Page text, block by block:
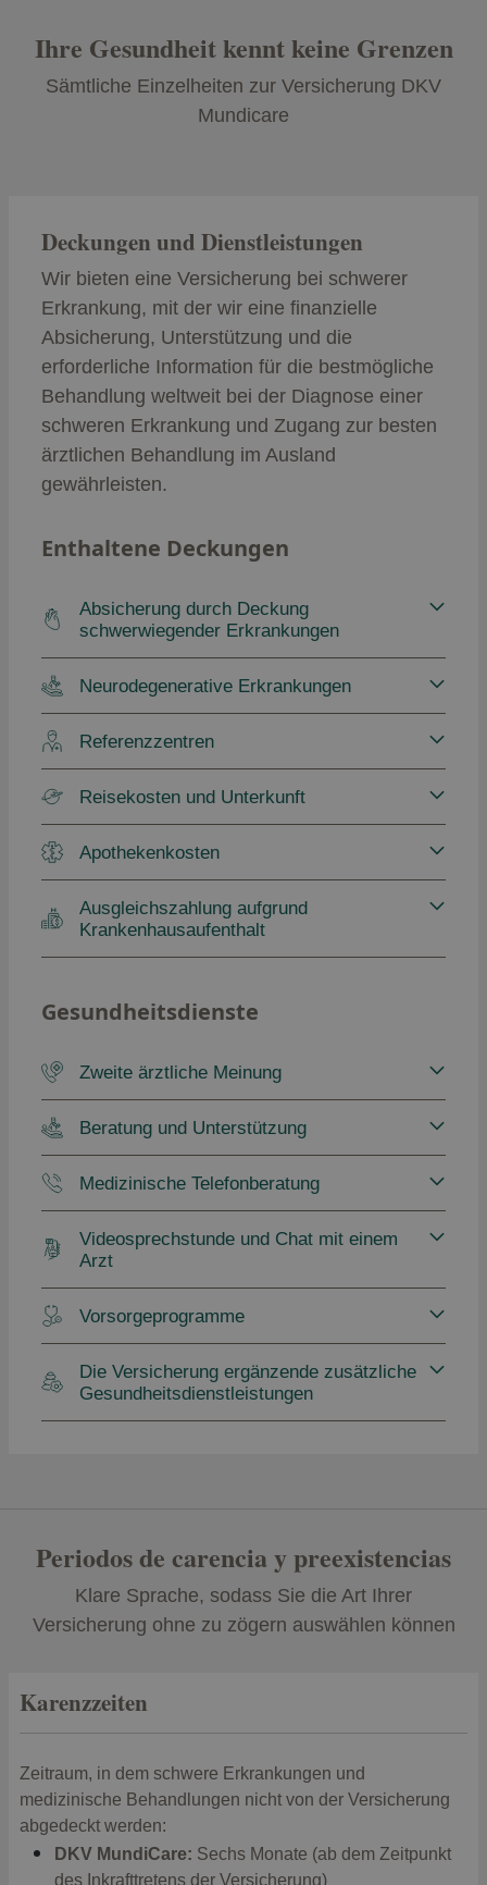
Ihre Gesundheit kennt keine Grenzen
Sämtliche Einzelheiten zur Versicherung DKV
Mundicare
Deckungen und Dienstleistungen
Wir bieten eine Versicherung bei schwerer
Erkrankung, mit der wir eine finanzielle
Absicherung, Unterstützung und die
erforderliche Information für die bestmögliche
Behandlung weltweit bei der Diagnose einer
schweren Erkrankung und Zugang zur besten
ärztlichen Behandlung im Ausland
gewährleisten.
Enthaltene Deckungen
Absicherung durch Deckung
schwerwiegender Erkrankungen
Neurodegenerative Erkrankungen
Referenzzentren
Reisekosten und Unterkunft
Apothekenkosten
Ausgleichszahlung aufgrund
Krankenhausaufenthalt
Gesundheitsdienste
Zweite ärztliche Meinung
Beratung und Unterstützung
Medizinische Telefonberatung
Videosprechstunde und Chat mit einem
Arzt
Vorsorgeprogramme
Die Versicherung ergänzende zusätzliche
Gesundheitsdienstleistungen
Periodos de carencia y preexistencias
Klare Sprache, sodass Sie die Art Ihrer
Versicherung ohne zu zögern auswählen können
Karenzzeiten
Zeitraum, in dem schwere Erkrankungen und
medizinische Behandlungen nicht von der Versicherung
abgedeckt werden:
DKV MundiCare: Sechs Monate (ab dem Zeitpunkt
des Inkrafttretens der Versicherung)